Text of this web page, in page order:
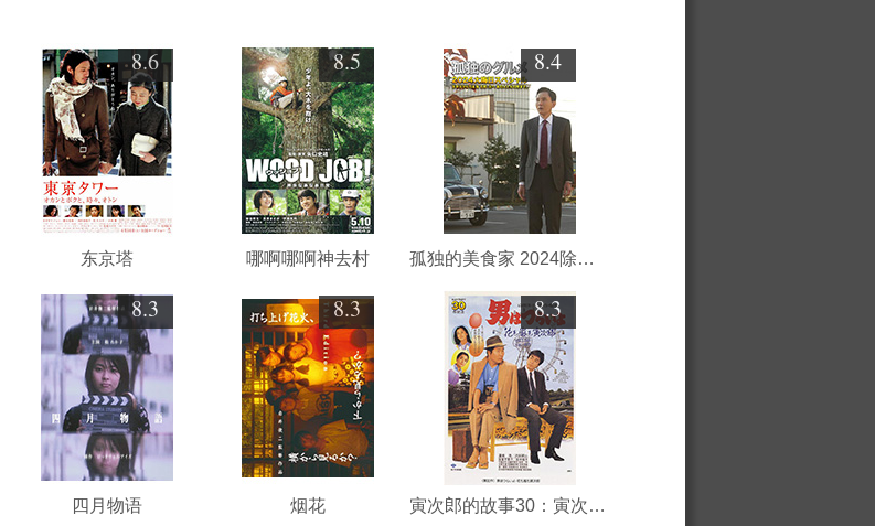
8.6
东京塔
8.5
哪啊哪啊神去村
8.4
孤独的美食家 2024除夕特别篇
8.3
四月物语
8.3
烟花
8.3
寅次郎的故事30：寅次郎落英缤纷